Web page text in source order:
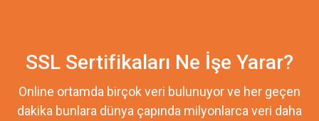
SSL Sertifikaları Ne İşe Yarar?
Online ortamda birçok veri bulunuyor ve her geçen
dakika bunlara dünya çapında milyonlarca veri daha